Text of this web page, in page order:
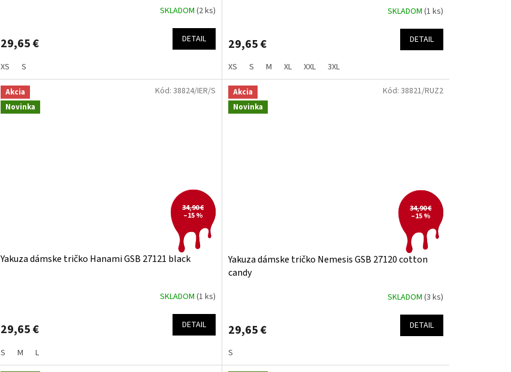
SKLADOM (2 ks)
29,65 € DETAIL
XS S
SKLADOM (1 ks)
29,65 € DETAIL
XS S M XL XXL 3XL
Akcia
Novinka
34,90 €
–15 %
Yakuza dámske tričko Hanami GSB 27121 black
SKLADOM (1 ks)
29,65 € DETAIL
S M L
Kód: 38824/IER/S
Akcia
Novinka
34,90 €
–15 %
Yakuza dámske tričko Nemesis GSB 27120 cotton
candy
SKLADOM (3 ks)
29,65 € DETAIL
S
Kód: 38821/RUZ2